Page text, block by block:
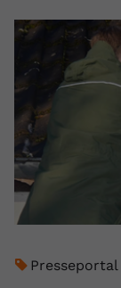
Presseportal
Zweck
Anbieter
Zweck